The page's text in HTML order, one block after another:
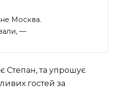
Москва.
—
Степан, та упрошує
гостей за